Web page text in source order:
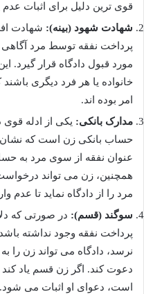
قوی ترین دلیل برای اثبات
شهادت شهود (بینه): شهادت
پرداخت نفقه توسط مرد آگاهی
مورد قبول دادگاه قرار گیرد.
خانواده یا هر فرد دیگری
امر بوده اند.
مدارک بانکی: یکی از ادله
حساب بانکی زن است که
عنوان نفقه از سوی مرد به
همچنین، زن می تواند
مرد را از دادگاه نماید تا عدم
سوگند (قسم): در صورتی که
پرداخت نفقه وجود نداشته
نرسد، دادگاه می تواند زن را
دعوت کند. اگر زن قسم یاد کند
است، دعوای او اثبات می شود.